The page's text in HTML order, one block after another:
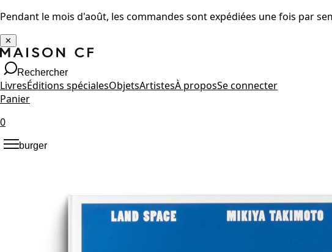
Pendant le mois d'août, les commandes sont expédiées une fois par
✕
Rechercher
LivresÉditions spécialesObjetsArtistesÀ proposSe connecter
Panier
0
burger